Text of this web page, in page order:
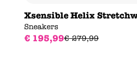
Xsensible Helix
Sneakers
€ 195,99€ 279,99